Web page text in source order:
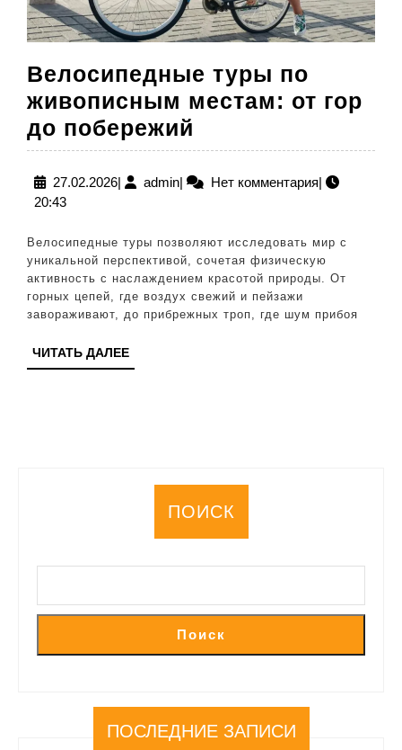
Велосипедные туры по
живописным местам: от гор
до побережий
туры
по
местам:
от
гор
до
27.02.202627.02.2026
| adminadmin
| Нет комментария|
20:43
Велосипедные туры позволяют исследовать мир с
уникальной перспективой, сочетая физическую
активность с наслаждением красотой природы. От
горных цепей, где воздух свежий и пейзажи
завораживают, до прибрежных троп, где шум прибоя
ЧИТАТЬ ДАЛЕЕЧИТАТЬ
ДАЛЕЕ
ПОИСК
Поиск
ПОСЛЕДНИЕ ЗАПИСИ